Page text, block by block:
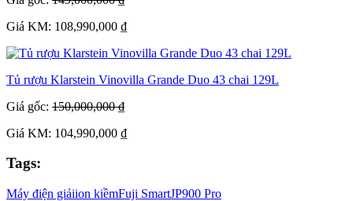
Giá KM: 108,990,000 ₫
Tủ rượu Klarstein Vinovilla Grande Duo 43 chai 129L
Giá gốc: 150,000,000 ₫
Giá KM: 104,990,000 ₫
Tags:
Máy điện giảiion kiềmFuji SmartJP900 Pro